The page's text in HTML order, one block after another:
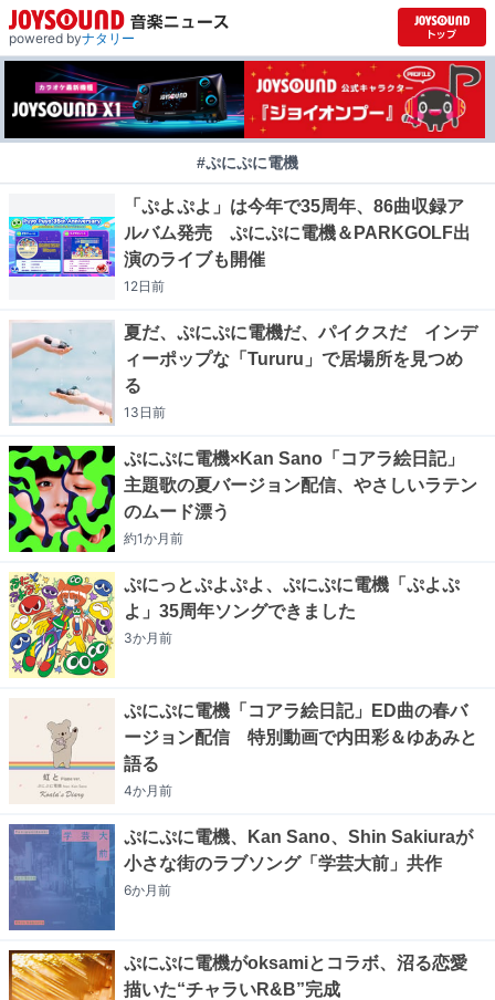
powered byナタリー
#ぷにぷに電機
「ぷよぷよ」は今年で35周年、86曲収録ア
ルバム発売 ぷにぷに電機＆PARKGOLF出
演のライブも開催
12日前
夏だ、ぷにぷに電機だ、パイクスだ インデ
ィーポップな「Tururu」で居場所を見つめ
る
13日前
ぷにぷに電機×Kan Sano「コアラ絵日記」
主題歌の夏バージョン配信、やさしいラテン
のムード漂う
約1か月前
ぷにっとぷよぷよ、ぷにぷに電機「ぷよぷ
よ」35周年ソングできました
3か月前
ぷにぷに電機「コアラ絵日記」ED曲の春バ
ージョン配信 特別動画で内田彩＆ゆあみと
語る
4か月前
ぷにぷに電機、Kan Sano、Shin Sakiuraが
小さな街のラブソング「学芸大前」共作
6か月前
ぷにぷに電機がoksamiとコラボ、沼る恋愛
描いた“チャラいR&B”完成